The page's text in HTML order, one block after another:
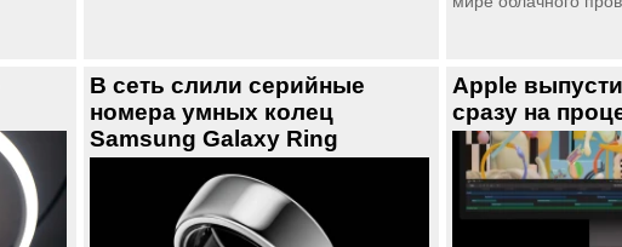
В сеть слили серийные
номера умных колец
Samsung Galaxy Ring
Apple
сразу на